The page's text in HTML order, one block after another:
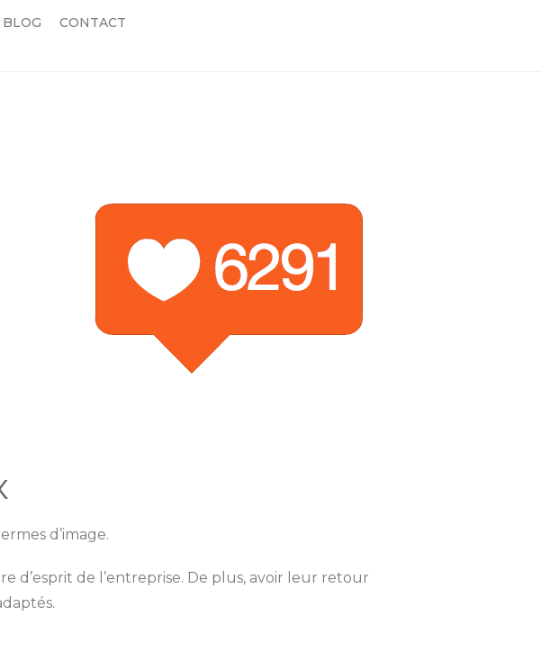
BLOG CONTACT
d’image.
d’esprit de l’entreprise. De plus, avoir leur retour